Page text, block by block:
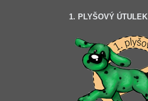
1. PLYŠOVÝ ÚTULEK